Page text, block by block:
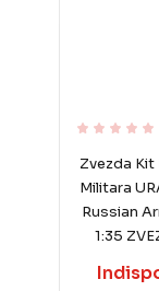
Zvezda
Militara
Russian
1:35